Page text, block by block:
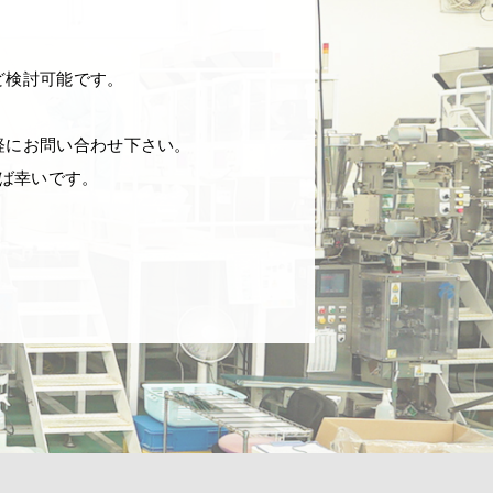
討可能です。
お問い合わせ下さい。
幸いです。